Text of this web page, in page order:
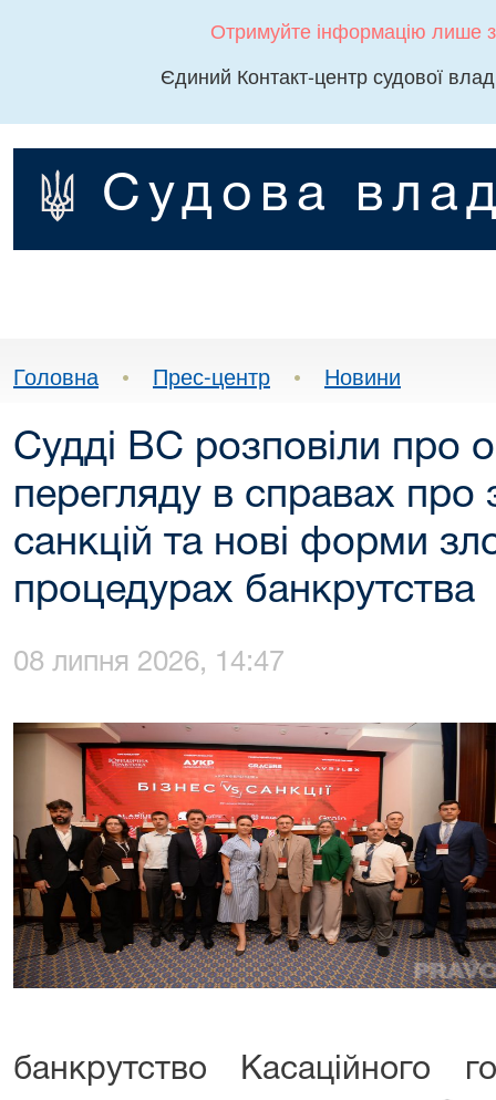
Отримуйте інформацію лише
Єдиний Контакт-центр судової
Судова
Головна • Прес-центр • Новини
Судді ВС розповіли про
перегляду в справах про
санкцій та нові форми
процедурах банкрутства
08 липня 2026, 14:47
банкрутство Касаційного